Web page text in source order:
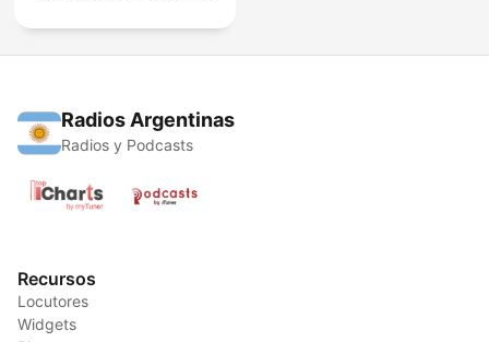
Radios Argentinas
Radios y Podcasts
Recursos
Locutores
Widgets